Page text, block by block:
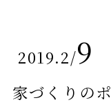
2019.2/9
家づくりの